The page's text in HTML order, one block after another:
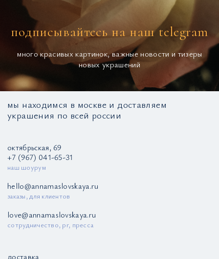
подписывайтесь на наш telegram
много красивых картинок, важные новости и тизеры
новых украшений
мы находимся в москве и доставляем
украшения по всей россии
октябрьская, 69
+7 (967) 041-65-31
наш шоурум
hello@annamaslovskaya.ru
заказы, для клиентов
love@annamaslovskaya.ru
сотрудничество, pr, пресса
доставка